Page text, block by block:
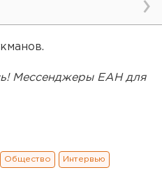
Мессенджеры ЕАН для
Общество Интервью